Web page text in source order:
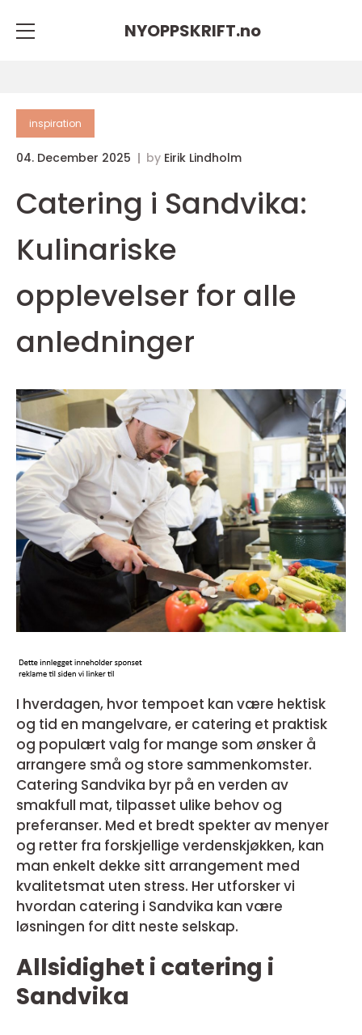
NYOPPSKRIFT.no
inspiration
04. December 2025 by Eirik Lindholm
Catering i Sandvika:
Kulinariske
opplevelser for alle
anledninger
I hverdagen, hvor tempoet kan være hektisk
og tid en mangelvare, er catering et praktisk
og populært valg for mange som ønsker å
arrangere små og store sammenkomster.
Catering Sandvika byr på en verden av
smakfull mat, tilpasset ulike behov og
preferanser. Med et bredt spekter av menyer
og retter fra forskjellige verdenskjøkken, kan
man enkelt dekke sitt arrangement med
kvalitetsmat uten stress. Her utforsker vi
hvordan catering i Sandvika kan være
løsningen for ditt neste selskap.
Allsidighet i catering i
Sandvika